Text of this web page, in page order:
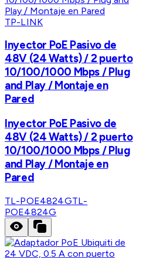
TP-LINK
Inyector PoE Pasivo de
48V (24 Watts) / 2 puerto
10/100/1000 Mbps / Plug
and Play / Montaje en
Pared
Inyector PoE Pasivo de
48V (24 Watts) / 2 puerto
10/100/1000 Mbps / Plug
and Play / Montaje en
Pared
TL-POE4824GTL-
POE4824G